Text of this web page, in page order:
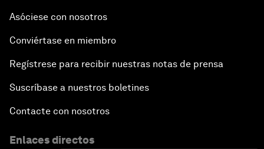
Asóciese con nosotros
Conviértase en miembro
Regístrese para recibir nuestras notas de prensa
Suscríbase a nuestros boletines
Contacte con nosotros
Enlaces directos